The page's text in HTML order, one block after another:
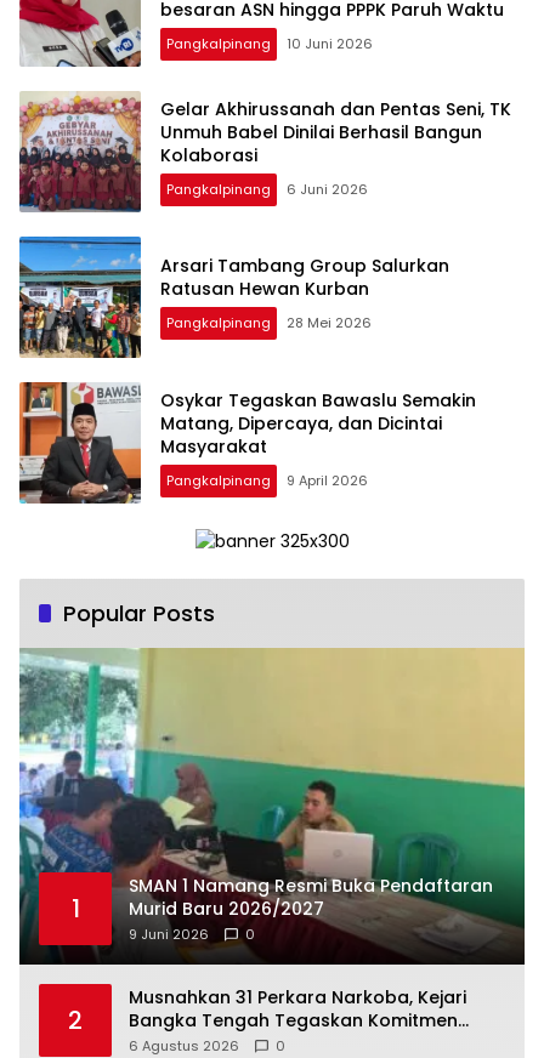
Pangkalpinang 10 Juni 2026
‎Gelar Akhirussanah dan Pentas Seni, TK
Unmuh Babel Dinilai Berhasil Bangun
Pangkalpinang 6 Juni 2026
‎Arsari Tambang Group Salurkan
Ratusan Hewan Kurban
Pangkalpinang 28 Mei 2026
Osykar Tegaskan Bawaslu Semakin
Matang, Dipercaya, dan Dicintai
Masyarakat
Pangkalpinang 9 April 2026
Popular Posts
1
SMAN 1 Namang Resmi Buka Pendaftaran
Murid Baru 2026/2027
9 Juni 2026 0
2
Musnahkan 31 Perkara Narkoba, Kejari
Bangka Tengah Tegaskan Komitmen
Berantas Kejahatan Hingga Tuntas
6 Agustus 2026 0